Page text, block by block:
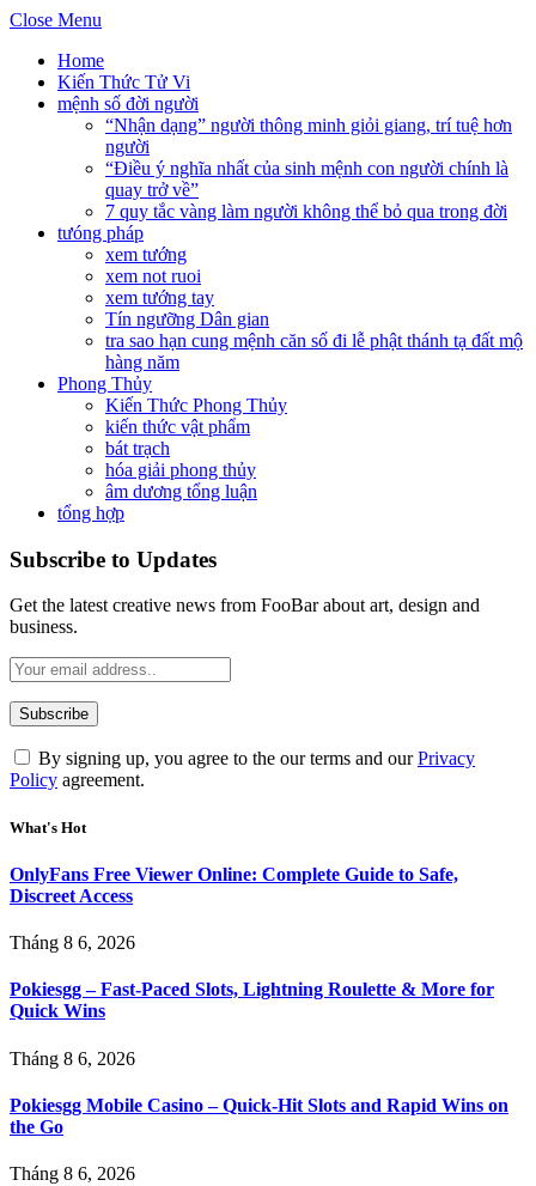
Close Menu
Home
Kiến Thức Tử Vi
mệnh số đời người
“Nhận dạng” người thông minh giỏi giang, trí tuệ hơn
người
“Điều ý nghĩa nhất của sinh mệnh con người chính là
quay trở về”
7 quy tắc vàng làm người không thể bỏ qua trong đời
tưóng pháp
xem tướng
xem not ruoi
xem tướng tay
Tín ngưỡng Dân gian
tra sao hạn cung mệnh căn số đi lễ phật thánh tạ đất mộ
hàng năm
Phong Thủy
Kiến Thức Phong Thủy
kiến thức vật phẩm
bát trạch
hóa giải phong thủy
âm dương tổng luận
tổng hợp
Subscribe to Updates
Get the latest creative news from FooBar about art, design and
business.
By signing up, you agree to the our terms and ourPrivacy
Policy agreement.
What's Hot
OnlyFans Free Viewer Online: Complete Guide to Safe,
Discreet Access
Tháng 8 6, 2026
Pokiesgg – Fast‑Paced Slots, Lightning Roulette & More for
Quick Wins
Tháng 8 6, 2026
Pokiesgg Mobile Casino – Quick‑Hit Slots and Rapid Wins on
the Go
Tháng 8 6, 2026